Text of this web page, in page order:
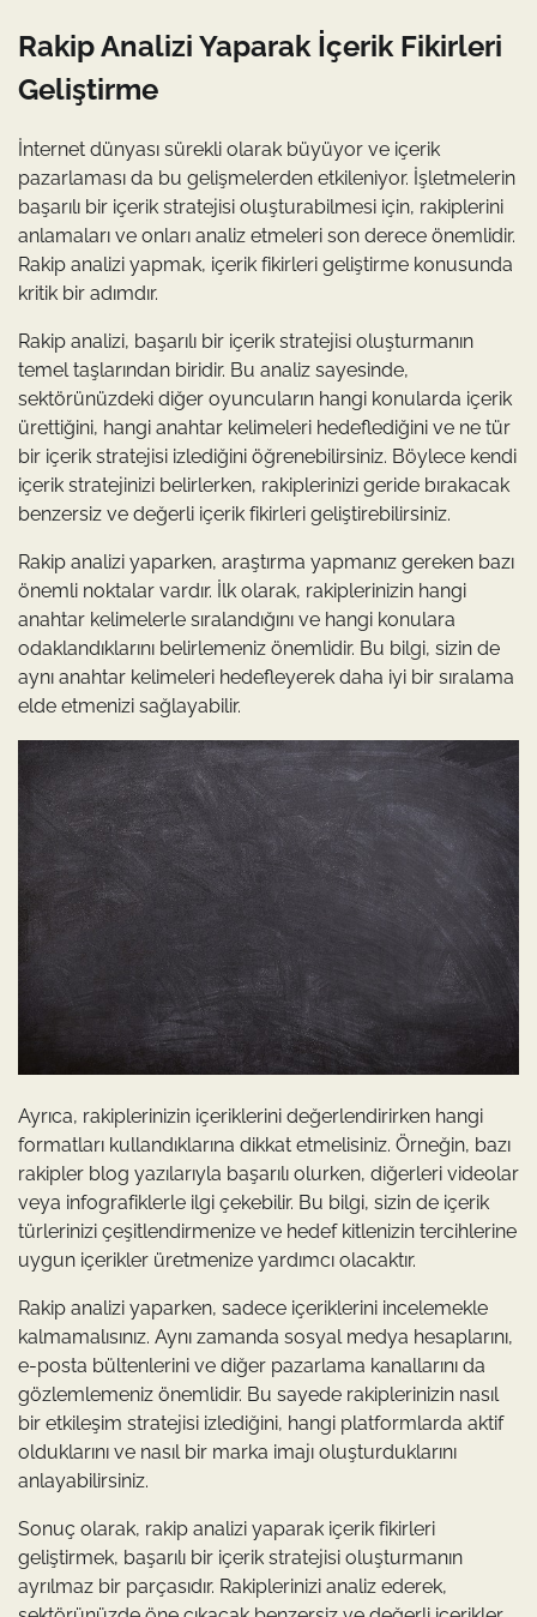
Rakip Analizi Yaparak İçerik Fikirleri
Geliştirme
İnternet dünyası sürekli olarak büyüyor ve içerik
pazarlaması da bu gelişmelerden etkileniyor. İşletmelerin
başarılı bir içerik stratejisi oluşturabilmesi için, rakiplerini
anlamaları ve onları analiz etmeleri son derece önemlidir.
Rakip analizi yapmak, içerik fikirleri geliştirme konusunda
kritik bir adımdır.
Rakip analizi, başarılı bir içerik stratejisi oluşturmanın
temel taşlarından biridir. Bu analiz sayesinde,
sektörünüzdeki diğer oyuncuların hangi konularda içerik
ürettiğini, hangi anahtar kelimeleri hedeflediğini ve ne tür
bir içerik stratejisi izlediğini öğrenebilirsiniz. Böylece kendi
içerik stratejinizi belirlerken, rakiplerinizi geride bırakacak
benzersiz ve değerli içerik fikirleri geliştirebilirsiniz.
Rakip analizi yaparken, araştırma yapmanız gereken bazı
önemli noktalar vardır. İlk olarak, rakiplerinizin hangi
anahtar kelimelerle sıralandığını ve hangi konulara
odaklandıklarını belirlemeniz önemlidir. Bu bilgi, sizin de
aynı anahtar kelimeleri hedefleyerek daha iyi bir sıralama
elde etmenizi sağlayabilir.
Ayrıca, rakiplerinizin içeriklerini değerlendirirken hangi
formatları kullandıklarına dikkat etmelisiniz. Örneğin, bazı
rakipler blog yazılarıyla başarılı olurken, diğerleri videolar
veya infografiklerle ilgi çekebilir. Bu bilgi, sizin de içerik
türlerinizi çeşitlendirmenize ve hedef kitlenizin tercihlerine
uygun içerikler üretmenize yardımcı olacaktır.
Rakip analizi yaparken, sadece içeriklerini incelemekle
kalmamalısınız. Aynı zamanda sosyal medya hesaplarını,
e-posta bültenlerini ve diğer pazarlama kanallarını da
gözlemlemeniz önemlidir. Bu sayede rakiplerinizin nasıl
bir etkileşim stratejisi izlediğini, hangi platformlarda aktif
olduklarını ve nasıl bir marka imajı oluşturduklarını
anlayabilirsiniz.
Sonuç olarak, rakip analizi yaparak içerik fikirleri
geliştirmek, başarılı bir içerik stratejisi oluşturmanın
ayrılmaz bir parçasıdır. Rakiplerinizi analiz ederek,